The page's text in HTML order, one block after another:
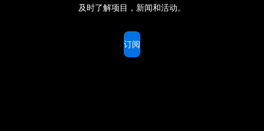
及时了解项目，新闻和活动。
订阅